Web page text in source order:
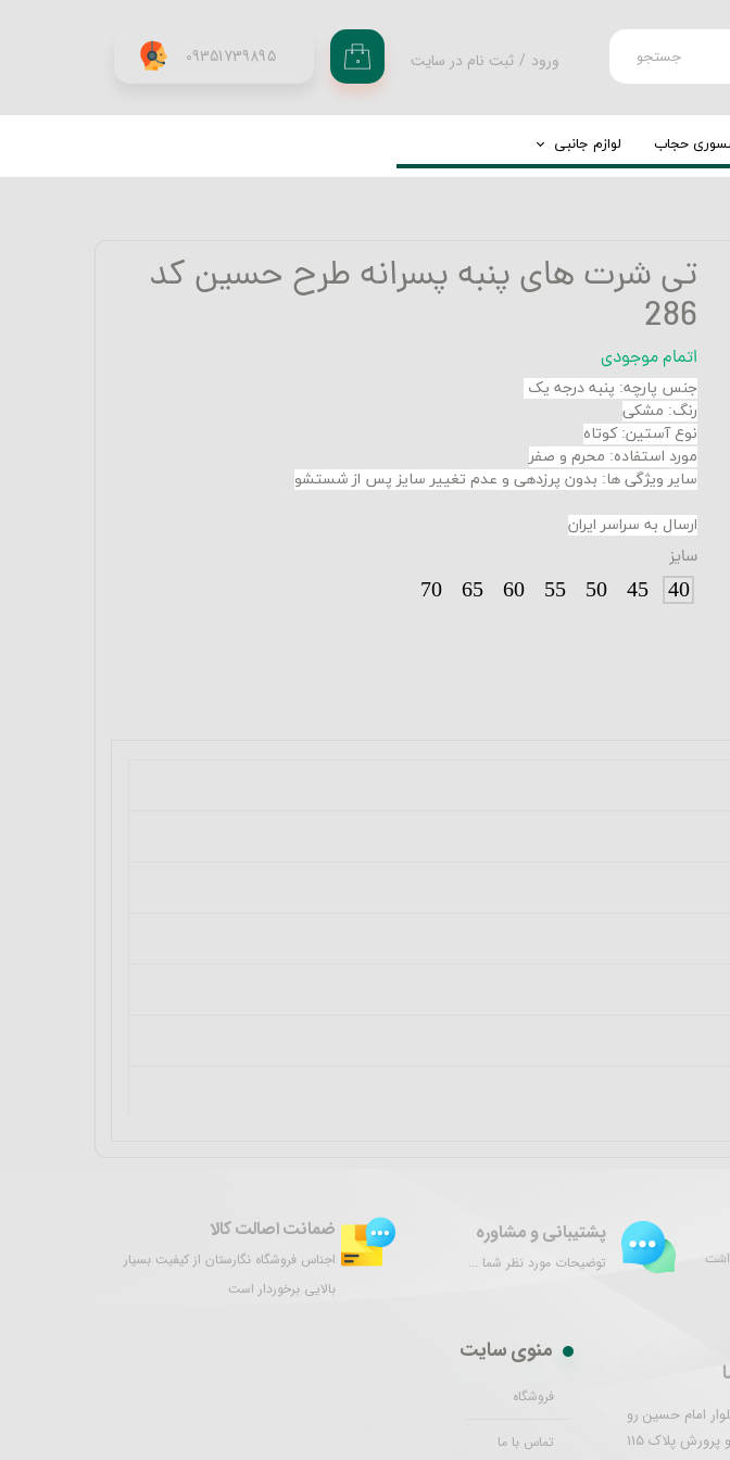
09351739895 جستجو ۰ ورود / ثبت نام در سایت
سفارشات
حجاب لوازم جانبی
تی شرت های پنبه پسرانه طرح حسین کد
286
اتمام موجودی
جنس پارچه: پنبه درجه یک
رنگ: مشکی
نوع آستین: کوتاه
مورد استفاده: محرم و صفر
سایر ویژگی ها: بدون پرزدهی و عدم تغییر سایز پس از شستشو
ارسال به سراسر ایران
سایز
40
45
50
55
60
65
70
ضمانت اصالت کالا
اجناس فروشگاه نگارستان از کیفیت بسیار
بالایی برخوردار است
پشتیبانی و مشاوره
توضیحات مورد نظر شما ...
امام حسین رو
پلاک 115
منوی سایت
فروشگاه
تماس با ما